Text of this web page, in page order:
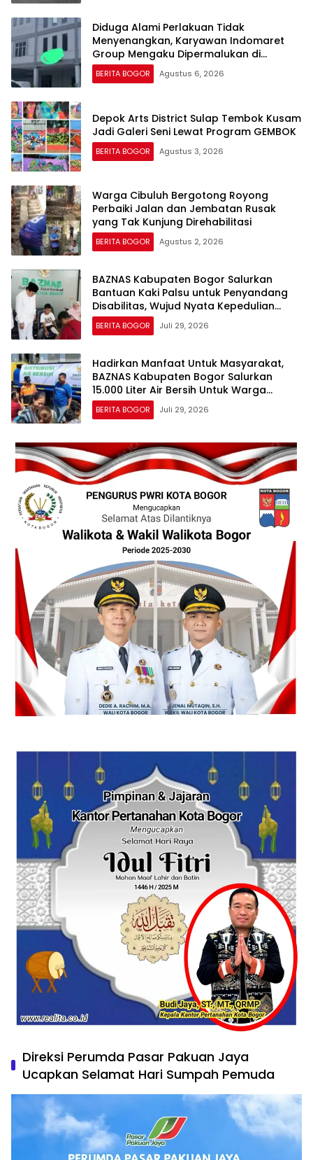
Diduga Alami Perlakuan Tidak
Menyenangkan, Karyawan Indomaret
Group Mengaku Dipermalukan di
Hadapan Rekan Kerja
BERITA BOGOR Agustus 6, 2026
Depok Arts District Sulap Tembok Kusam
Jadi Galeri Seni Lewat Program GEMBOK
BERITA BOGOR Agustus 3, 2026
Warga Cibuluh Bergotong Royong
Perbaiki Jalan dan Jembatan Rusak
yang Tak Kunjung Direhabilitasi
BERITA BOGOR Agustus 2, 2026
BAZNAS Kabupaten Bogor Salurkan
Bantuan Kaki Palsu untuk Penyandang
Disabilitas, Wujud Nyata Kepedulian
dalam Program “Bogor Peduli”
BERITA BOGOR Juli 29, 2026
Hadirkan Manfaat Untuk Masyarakat,
BAZNAS Kabupaten Bogor Salurkan
15.000 Liter Air Bersih Untuk Warga
Terdampak Kekeringan
BERITA BOGOR Juli 29, 2026
Direksi Perumda Pasar Pakuan Jaya
Ucapkan Selamat Hari Sumpah Pemuda